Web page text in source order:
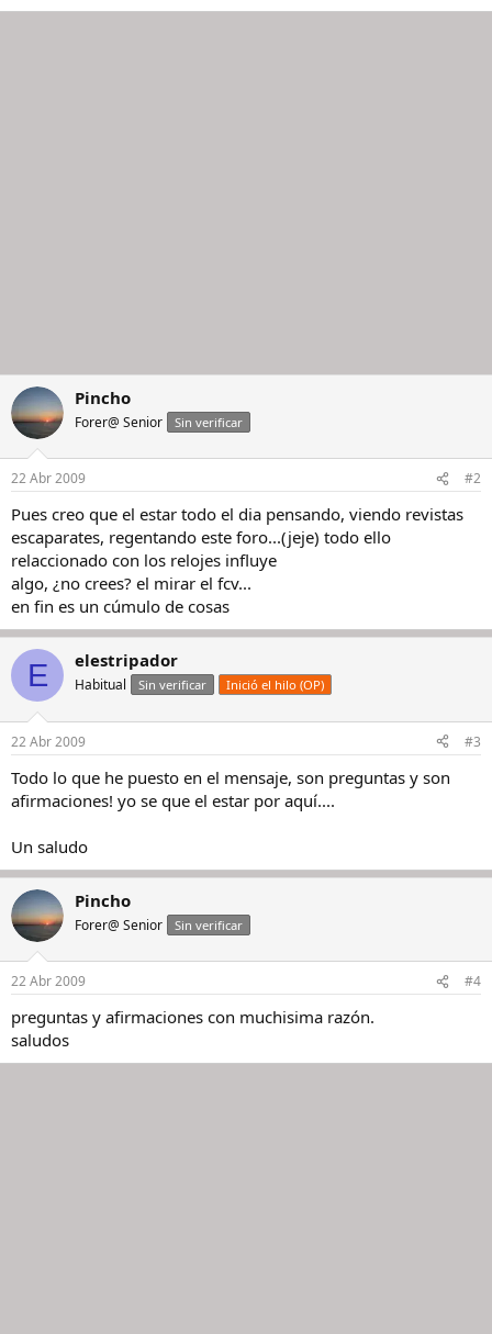
Pincho
Forer@ Senior Sin verificar
22 Abr 2009 #2
Pues creo que el estar todo el dia pensando, viendo revistas
escaparates, regentando este foro...(jeje) todo ello
relaccionado con los relojes influye
algo, ¿no crees? el mirar el fcv...
en fin es un cúmulo de cosas
E elestripador
Habitual Sin verificar Inició el hilo (OP)
22 Abr 2009 #3
Todo lo que he puesto en el mensaje, son preguntas y son
afirmaciones! yo se que el estar por aquí....
Un saludo
Pincho
Forer@ Senior Sin verificar
22 Abr 2009 #4
preguntas y afirmaciones con muchisima razón.
saludos